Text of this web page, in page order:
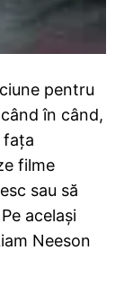
pentru
în când,
fața
filme
sau să
același
Neeson